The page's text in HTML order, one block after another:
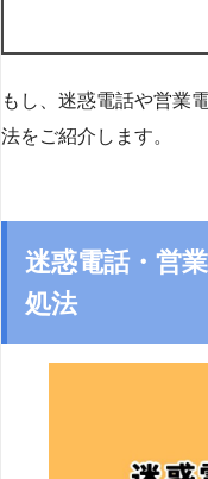
もし、迷惑電話や営業
法をご紹介します。
迷惑電話・営
処法